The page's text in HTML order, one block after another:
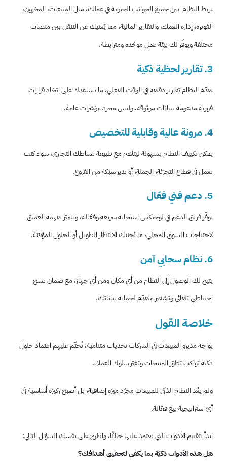
يربط النظام بين جميع الجوانب الحيوية في عملك، مثل المبيعات، المخزون،
الفوترة، إدارة العملاء، والتقارير المالية، مما يُغنيك عن التنقل بين منصات
مختلفة ويوفّر لك بيئة عمل موحّدة ومترابطة.
3. تقارير لحظية ذكية
يقدّم النظام تقارير دقيقة في الوقت الفعلي، ما يساعدك على اتخاذ قرارات
فورية مدعومة ببيانات موثوقة، وليس مجرد مؤشرات عامة.
4. مرونة عالية وقابلية للتخصيص
يمكن تكييف النظام بسهولة ليتلاءم مع طبيعة نشاطك التجاري، سواء كنت
تعمل في قطاع التجزئة، الجملة، أو تدير شبكة من الفروع.
5. دعم فني فعّال
يوفّر فريق الدعم في لوجيكس استجابة سريعة وفعّالة، ويتميّز بفهمه العميق
لاحتياجات السوق المحلي، ما يُجنبك الانتظار الطويل أو الحلول المؤقتة.
6. نظام سحابي آمن
يتيح لك الوصول إلى النظام من أي مكان ومن أي جهاز، مع ضمان نسخ
احتياطي تلقائي وتشفير متقدّم لحماية بياناتك.
خلاصة القول
يواجه مديرو المبيعات في الشركات تحديات متنامية، تُحتّم عليهم اعتماد حلول
ذكية تواكب تطوّر المنتجات وتغيّر سلوك العملاء.
ولم يعُد النظام الذكي للمبيعات مجرّد ميزة إضافية، بل أصبح ركيزة أساسية في
أيّ استراتيجية بيع فعّالة.
ابدأ بتقييم الأدوات التي تعتمد عليها حاليًّا، واطرح على نفسك السؤال التالي:
هل هذه الأدوات ذكيّة بما يكفي لتحقيق أهدافك؟